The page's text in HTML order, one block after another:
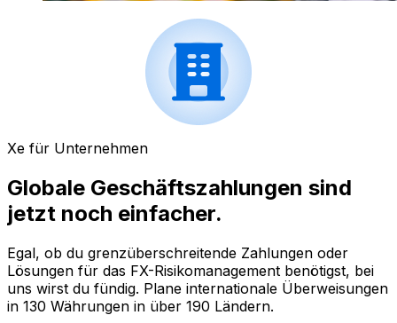
Xe für Unternehmen
Globale Geschäftszahlungen sind
jetzt noch einfacher.
Egal, ob du grenzüberschreitende Zahlungen oder
Lösungen für das FX-Risikomanagement benötigst, bei
uns wirst du fündig. Plane internationale Überweisungen
in 130 Währungen in über 190 Ländern.